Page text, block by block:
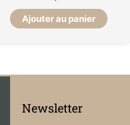
Ajouter au panier
Newsletter